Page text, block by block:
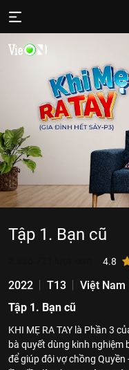
Tập 1. Bạn cũ
4.8
2022 T13 Việt Nam
Tập 1. Bạn cũ
KHI MẸ RA TAY là Phần 3
bà quyết dùng kinh nghiệm
để giúp đôi vợ chồng